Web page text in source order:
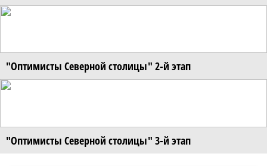
"Оптимисты Северной столицы" 2-й этап
"Оптимисты Северной столицы" 3-й этап